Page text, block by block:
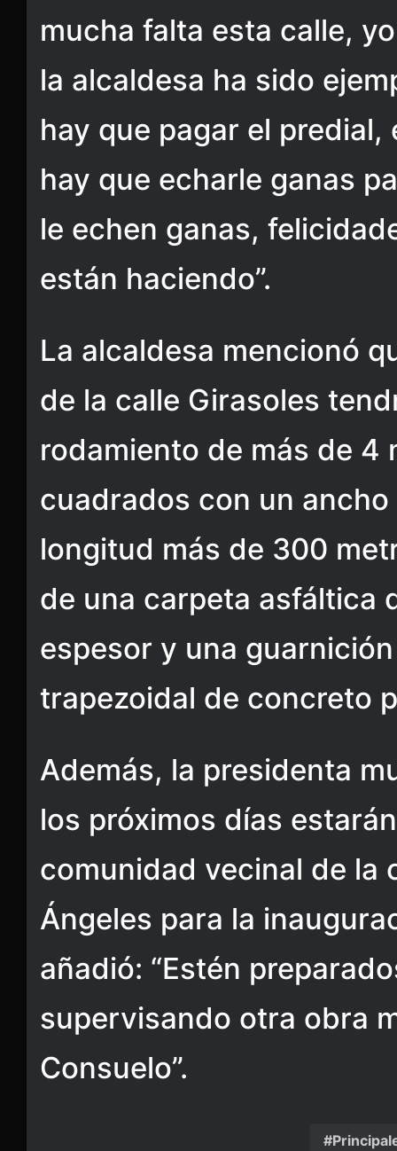
mucha falta esta calle,
la alcaldesa ha sido
hay que pagar el
hay que echarle ganas
le echen ganas,
están haciendo”.
La alcaldesa mencionó
de la calle Girasoles
rodamiento de más de 4
cuadrados con un
longitud más de 300
de una carpeta asfáltica
espesor y una
trapezoidal de concreto
Además, la presidenta
los próximos días
comunidad vecinal de la
Ángeles para la
añadió: “Estén
supervisando otra obra
Consuelo”.